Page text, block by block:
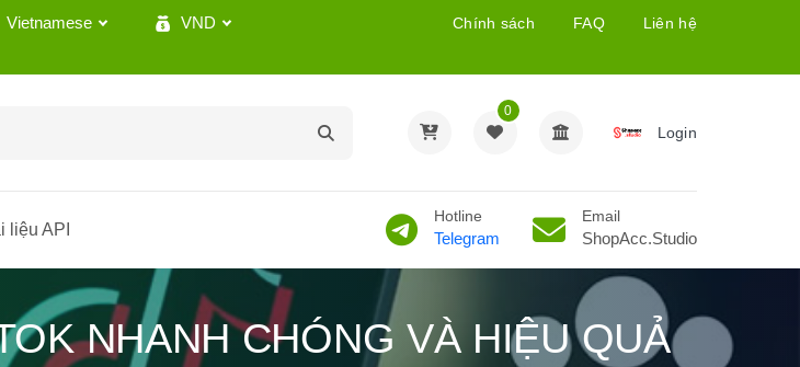
Vietnamese VND Chính sách FAQ Liên hệ
0
Login
liệu API
Hotline
Telegram
Email
ShopAcc.Studio
NHANH CHÓNG VÀ HIỆU QUẢ